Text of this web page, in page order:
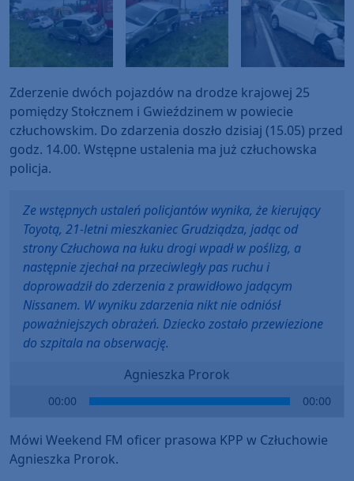
Zderzenie dwóch pojazdów na drodze krajowej 25
pomiędzy Stołcznem i Gwieździnem w powiecie
człuchowskim. Do zdarzenia doszło dzisiaj (15.05) przed
godz. 14.00. Wstępne ustalenia ma już człuchowska
policja.
Ze wstępnych ustaleń policjantów wynika, że kierujący
Toyotą, 21-letni mieszkaniec Grudziądza, jadąc od
strony Człuchowa na łuku drogi wpadł w poślizg, a
następnie zjechał na przeciwległy pas ruchu i
doprowadził do zderzenia z prawidłowo jadącym
Nissanem. W wyniku zdarzenia nikt nie odniósł
poważniejszych obrażeń. Dziecko zostało przewiezione
do szpitala na obserwację.
Agnieszka Prorok
00:00 00:00
Mówi Weekend FM oficer prasowa KPP w Człuchowie
Agnieszka Prorok.